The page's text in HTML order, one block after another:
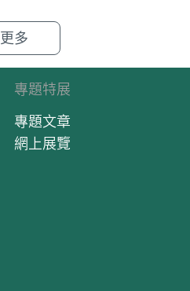
更多
專題特展
專題文章
網上展覽